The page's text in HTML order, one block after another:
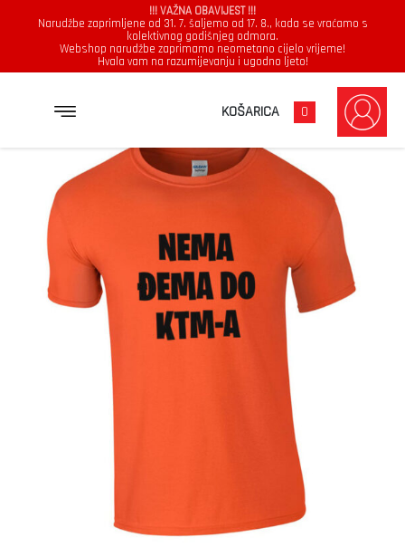
!!! VAŽNA OBAVIJEST !!!
Narudžbe zaprimljene od 31. 7. šaljemo od 17. 8., kada se vraćamo s
kolektivnog godišnjeg odmora.
Webshop narudžbe zaprimamo neometano cijelo vrijeme!
Hvala vam na razumijevanju i ugodno ljeto!
KOŠARICA 0